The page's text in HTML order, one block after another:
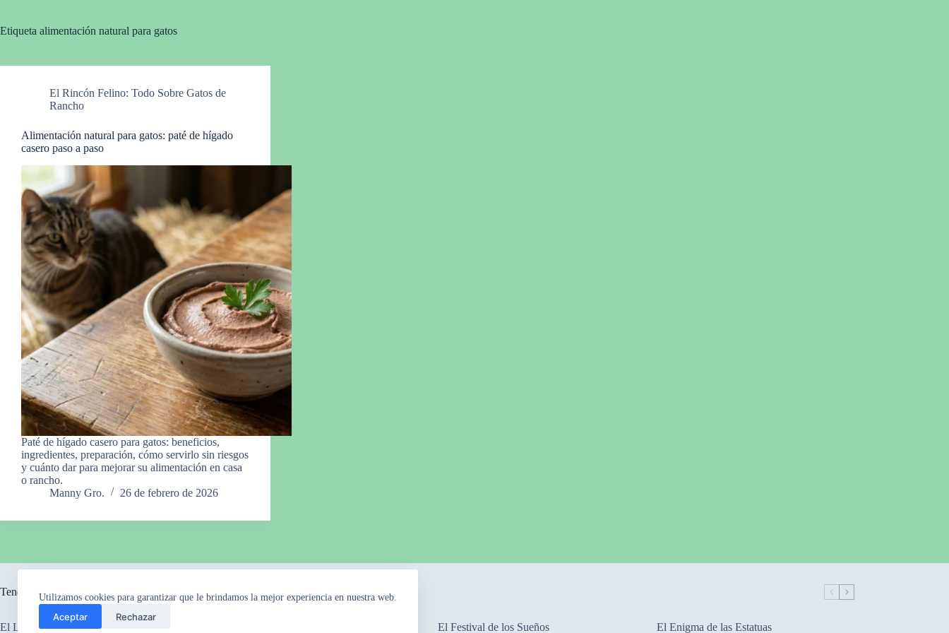
Utilizamos cookies para garantizar que le brindamos la mejor experiencia en nuestra web.
Aceptar Rechazar
Etiqueta alimentación natural para gatos
El Rincón Felino: Todo Sobre Gatos de
Rancho
Alimentación natural para gatos: paté de hígado
casero paso a paso
Paté de hígado casero para gatos: beneficios,
ingredientes, preparación, cómo servirlo sin riesgos
y cuánto dar para mejorar su alimentación en casa
o rancho.
Manny Gro.
26 de febrero de 2026
Tendencia ahora
El Legado Perdido El Festival de los Sueños El Enigma de las Estatuas